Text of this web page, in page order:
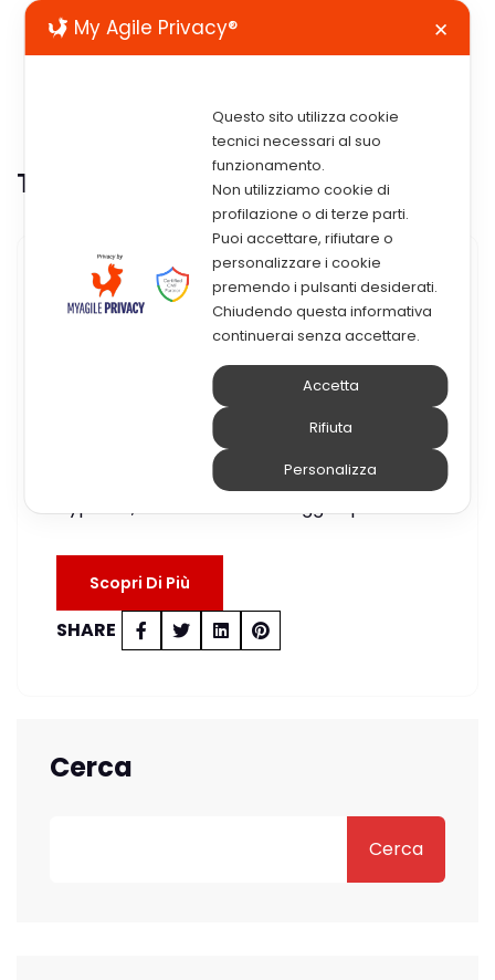
Tag:
29 Novembre 2017
IBM Spectrum Protect Per
Ambienti Virtuali
IBM Spectrum è la risposta alle sempre più
crescente diffusione delle piattaforme di
virtualizzazione su ambienti VMWare e
Hyper-V, che fa si che la maggior parte…
Scopri Di Più
SHARE
Cerca
Cerca
My Agile Privacy® ✕
Questo sito utilizza cookie
tecnici necessari al suo
funzionamento.
Non utilizziamo cookie di
profilazione o di terze parti.
Puoi accettare, rifiutare o
personalizzare i cookie
premendo i pulsanti desiderati.
Chiudendo questa informativa
continuerai senza accettare.
Accetta
Rifiuta
Personalizza